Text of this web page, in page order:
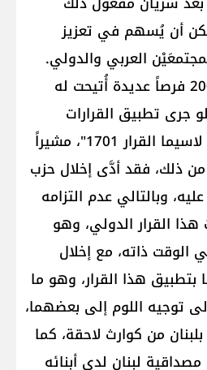
أن يُسهم في تعزيز
العربي والدولي.
لبنان أضاع منذ عام 2006 فرصاً عديدة أُتيحت له
جرى تطبيق القرارات
الدولية ذات الصلة به، لاسيما القرار 1701"، مشيراً
ذلك، فقد أدَّى إخلال حزب
وبالتالي عدم التزامه
القرار الدولي، وهو
الوقت ذاته، مع إخلال
بتطبيق هذا القرار، وهو ما
توجيه اللوم إلى بعضهما،
من كوارث لاحقة، كما
لبنان لدى أبنائه